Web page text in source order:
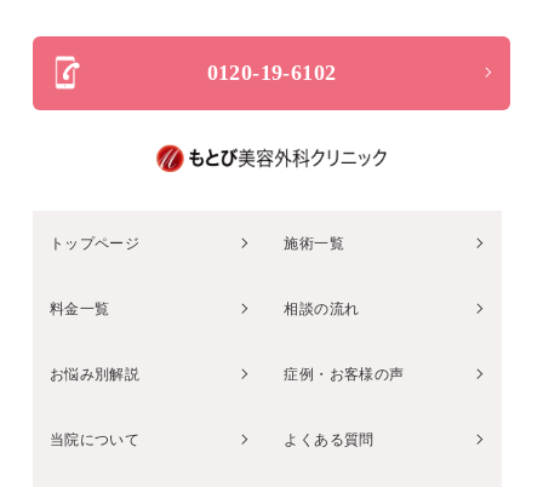
0120-19-6102
トップページ 施術一覧
料金一覧 相談の流れ
お悩み別解説 症例・お客様の声
当院について よくある質問